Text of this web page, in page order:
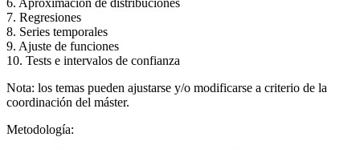
6. Aproximación de distribuciones
7. Regresiones
8. Series temporales
9. Ajuste de funciones
10. Tests e intervalos de confianza
Nota: los temas pueden ajustarse y/o modificarse a criterio de la
coordinación del máster.
Metodología: